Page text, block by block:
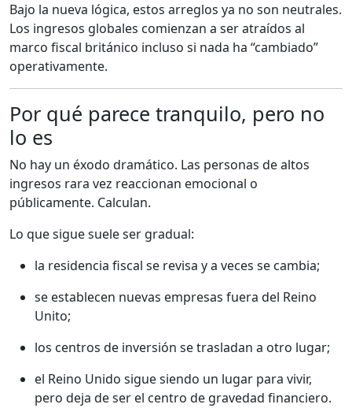
Bajo la nueva lógica, estos arreglos ya no son neutrales.
Los ingresos globales comienzan a ser atraídos al
marco fiscal británico incluso si nada ha “cambiado”
operativamente.
Por qué parece tranquilo, pero no
lo es
No hay un éxodo dramático. Las personas de altos
ingresos rara vez reaccionan emocional o
públicamente. Calculan.
Lo que sigue suele ser gradual:
la residencia fiscal se revisa y a veces se cambia;
se establecen nuevas empresas fuera del Reino
Unito;
los centros de inversión se trasladan a otro lugar;
el Reino Unido sigue siendo un lugar para vivir,
pero deja de ser el centro de gravedad financiero.